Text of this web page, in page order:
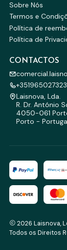
Sobre Nós
Termos e
Política de
Política de
CONTACTOS
+351965027323
Laisnova, Lda.
R. Dr. António
4050-061
Porto -
2026 Laisnova,
Todos os Direitos